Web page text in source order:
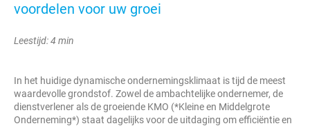
voordelen voor uw groei
Leestijd: 4 min
In het huidige dynamische ondernemingsklimaat is tijd de meest
waardevolle grondstof. Zowel de ambachtelijke ondernemer, de
dienstverlener als de groeiende KMO (*Kleine en Middelgrote
Onderneming*) staat dagelijks voor de uitdaging om efficiëntie en